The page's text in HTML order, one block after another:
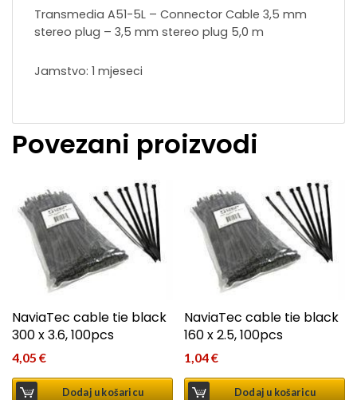
Transmedia A51-5L – Connector Cable 3,5 mm
stereo plug – 3,5 mm stereo plug 5,0 m
Jamstvo: 1 mjeseci
Povezani proizvodi
NaviaTec cable tie black
300 x 3.6, 100pcs
4,05 €
Dodaj u košaricu
NaviaTec cable tie black
160 x 2.5, 100pcs
1,04€
Dodaj u košaricu